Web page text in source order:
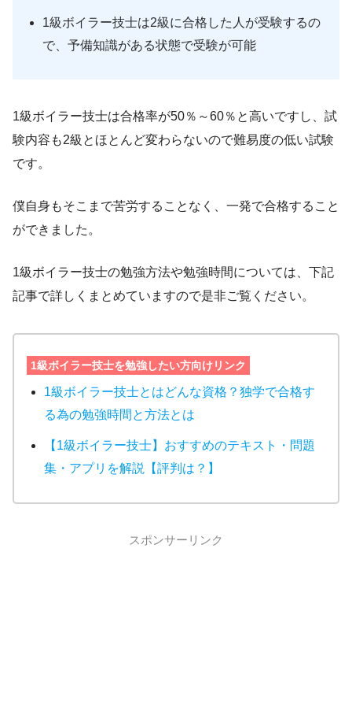
1級ボイラー技士は2級に合格した人が受験するの
で、予備知識がある状態で受験が可能
1級ボイラー技士は合格率が50％～60％と高いですし、試
験内容も2級とほとんど変わらないので難易度の低い試験
です。
僕自身もそこまで苦労することなく、一発で合格すること
ができました。
1級ボイラー技士の勉強方法や勉強時間については、下記
記事で詳しくまとめていますので是非ご覧ください。
1級ボイラー技士を勉強したい方向けリンク
1級ボイラー技士とはどんな資格？独学で合格す
る為の勉強時間と方法とは
【1級ボイラー技士】おすすめのテキスト・問題
集・アプリを解説【評判は？】
スポンサーリンク